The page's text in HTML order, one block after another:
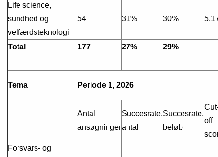
Life science,
sundhed og
velfærdsteknologi
54 31% 30%
Total 177 27% 29%
Tema Periode 1, 2026
Antal
ansøgninger
Succesrate,
antal
Succesrate,
beløb
off
Forsvars- og